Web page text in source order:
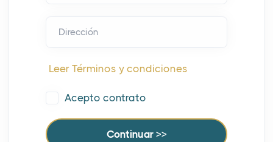
Dirección
Leer Términos y condiciones
Acepto contrato